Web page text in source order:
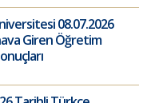
08.07.2026
Giren Öğretim